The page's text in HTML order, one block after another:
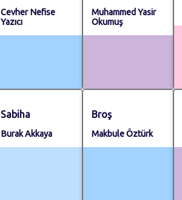
Cevher Nefise
Yazıcı
Muhammed Yasir
Okumuş
Sabiha
Burak Akkaya
Broş
Makbule Öztürk